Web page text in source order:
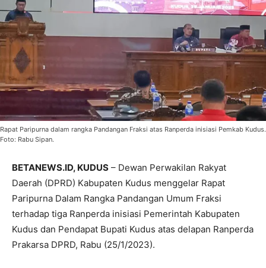
Rapat Paripurna dalam rangka Pandangan Fraksi atas Ranperda inisiasi Pemkab Kudus.
Foto: Rabu Sipan.
BETANEWS.ID, KUDUS – Dewan Perwakilan Rakyat
Daerah (DPRD) Kabupaten Kudus menggelar Rapat
Paripurna Dalam Rangka Pandangan Umum Fraksi
terhadap tiga Ranperda inisiasi Pemerintah Kabupaten
Kudus dan Pendapat Bupati Kudus atas delapan Ranperda
Prakarsa DPRD, Rabu (25/1/2023).